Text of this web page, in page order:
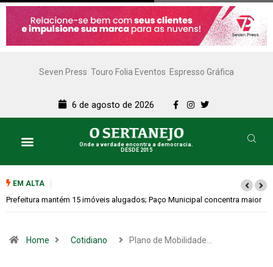
Seven Press Touro Folia Eventos Espresso Gráfica
6 de agosto de 2026
Onde a verdade encontra a democracia.
DESDE 2015
EM ALTA
Colina promove 1º Fórum de Turismo para discutir desenvolvimento
Home Cotidiano Plano de Mobilidade…